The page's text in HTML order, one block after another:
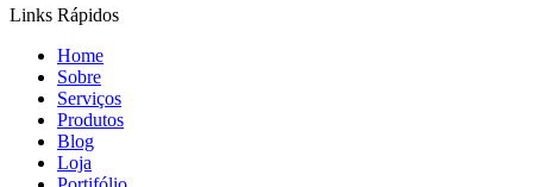
Links Rápidos
Home
Sobre
Serviços
Produtos
Blog
Loja